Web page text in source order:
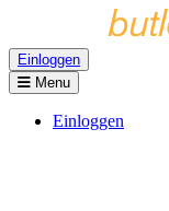
Einloggen
Menu
Einloggen